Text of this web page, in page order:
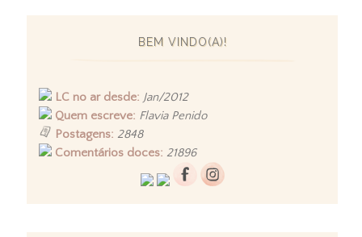
BEM VINDO(A)!
LC no ar desde: Jan/2012
Quem escreve: Flavia Penido
Postagens: 2848
Comentários doces: 21896